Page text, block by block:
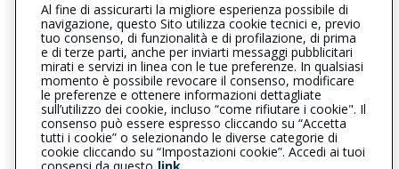
0185304638 0185379468
chiavari@cattolica.it
francatoassicurazionisas@pec.it
L’intermediario è soggetto al controllo dell’IVASS. Consulta il
Registro RUI al seguentelink
Al fine di assicurarti la migliore esperienza possibile di
navigazione, questo Sito utilizza cookie tecnici e, previo
tuo consenso, di funzionalità e di profilazione, di prima
e di terze parti, anche per inviarti messaggi pubblicitari
mirati e servizi in linea con le tue preferenze. In qualsiasi
momento è possibile revocare il consenso, modificare
le preferenze e ottenere informazioni dettagliate
sull’utilizzo dei cookie, incluso “come rifiutare i cookie". Il
consenso può essere espresso cliccando su “Accetta
tutti i cookie” o selezionando le diverse categorie di
cookie cliccando su “Impostazioni cookie”. Accedi ai tuoi